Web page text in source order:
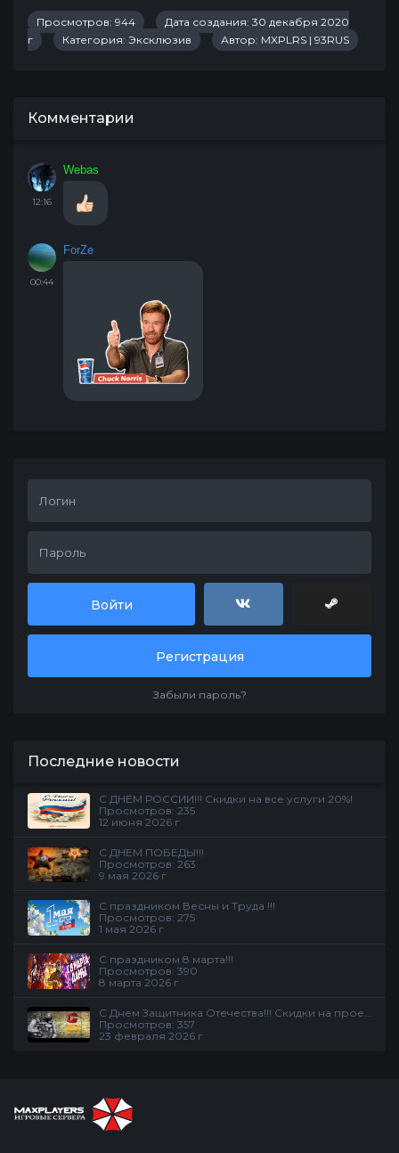
Просмотров: 944
Дата создания: 30 декабря 2020
г
Категория: Эксклюзив Автор: MXPLRS | 93RUS
Комментарии
12:16
Webas
00:44
ForZe
Войти
Регистрация
Забыли пароль?
Последние новости
С ДНЕМ РОССИИ!!! Скидки на все услуги 20%!
Просмотров: 235
12 июня 2026 г
С ДНЕМ ПОБЕДЫ!!!
Просмотров: 263
9 мая 2026 г
С праздником Весны и Труда !!!
Просмотров: 275
1 мая 2026 г
С праздником 8 марта!!!
Просмотров: 390
8 марта 2026 г
С Днем Защитника Отечества!!! Скидки на проекте
Просмотров: 357
23 февраля 2026 г